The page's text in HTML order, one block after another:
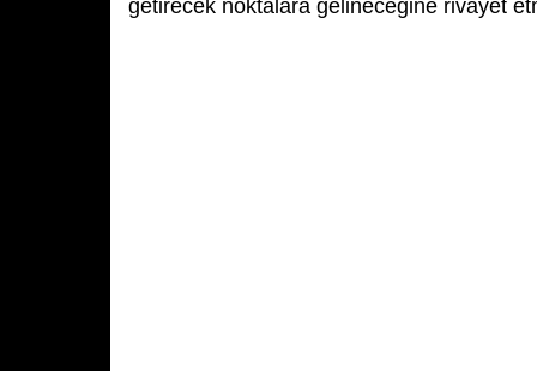
getirecek noktalara gelineceğine rivayet